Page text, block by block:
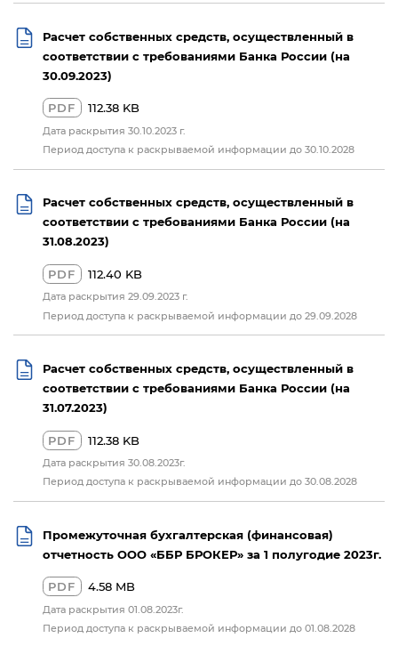
Расчет собственных средств, осуществленный в
соответствии с требованиями Банка России (на
30.09.2023)
PDF 112.38 KB
Дата раскрытия 30.10.2023 г.
Период доступа к раскрываемой информации до 30.10.2028
Расчет собственных средств, осуществленный в
соответствии с требованиями Банка России (на
31.08.2023)
PDF 112.40 KB
Дата раскрытия 29.09.2023 г.
Период доступа к раскрываемой информации до 29.09.2028
Расчет собственных средств, осуществленный в
соответствии с требованиями Банка России (на
31.07.2023)
PDF 112.38 KB
Дата раскрытия 30.08.2023г.
Период доступа к раскрываемой информации до 30.08.2028
Промежуточная бухгалтерская (финансовая)
отчетность ООО «ББР БРОКЕР» за 1 полугодие 2023г.
PDF 4.58 MB
Дата раскрытия 01.08.2023г.
Период доступа к раскрываемой информации до 01.08.2028